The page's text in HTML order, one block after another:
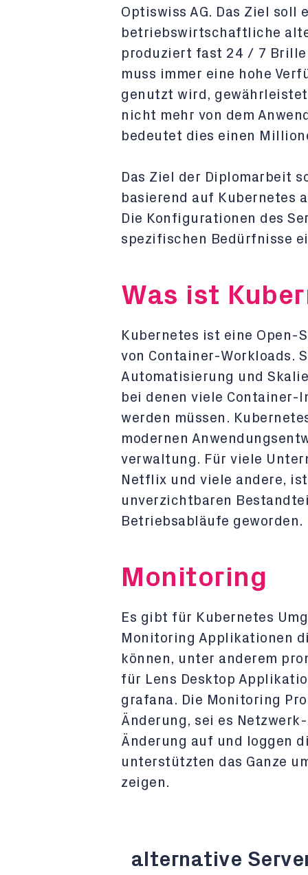
Optiswiss AG. Das Ziel soll
betriebswirtschaftliche
produziert fast 24 / 7
muss immer eine hohe
genutzt wird,
nicht mehr von dem
bedeutet dies einen
Das Ziel der Diplomarbeit
basierend auf Kubernetes
Die Konfigurationen des
spezifischen Bedürfnisse
Was ist
Kubernetes ist eine
von Container-Workloads.
Automatisierung und
bei denen viele
werden müssen.
modernen
verwaltung. Für viele
Netflix und viele andere,
unverzichtbaren
Betriebsabläufe geworden.
Monitoring
Es gibt für Kubernetes
Monitoring Applikationen
können, unter anderem
für Lens Desktop
grafana. Die Monitoring
Änderung, sei es
Änderung auf und loggen
unterstützten das Ganze
zeigen.
alternative